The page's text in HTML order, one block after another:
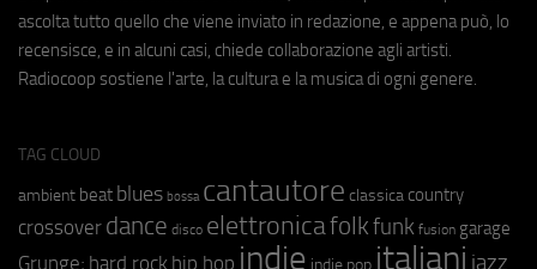
ascolta tutto quello che viene inviato in redazione, e appena può, lo
recensisce, e in alcuni casi, chiede collaborazione agli artisti.
Radiocoop sostiene l'arte, la cultura e la musica di ogni genere.
TAG CLOUD
ambient beat blues bossa cantautore classica country
crossover dance disco elettronicafolkfunk fusion garage
Grunge; hard rock hip hop indie indie pop italiani jazz